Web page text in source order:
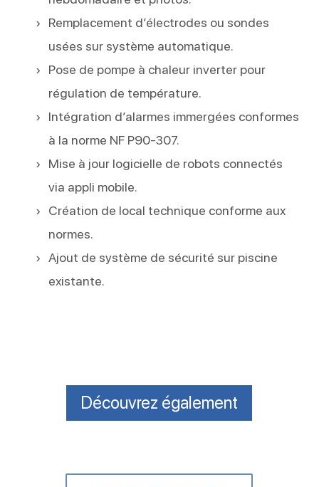
Remplacement d’électrodes ou sondes
usées sur système automatique.
Pose de pompe à chaleur inverter pour
régulation de température.
Intégration d’alarmes immergées conformes
à la norme NF P90-307.
Mise à jour logicielle de robots connectés
via appli mobile.
Création de local technique conforme aux
normes.
Ajout de système de sécurité sur piscine
existante.
Découvrez également